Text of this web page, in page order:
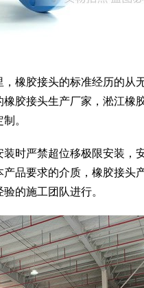
橡胶接头的标准经历的从
胶接头生产厂家，淞江橡
。
时严禁超位移极限安装，
品要求的介质，橡胶接头
的施工团队进行。